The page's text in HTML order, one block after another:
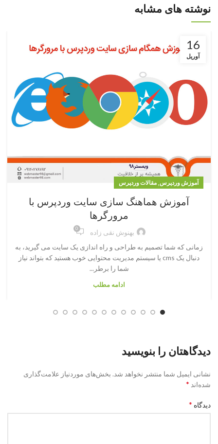
نوشته های مشابه
16
آوریل
آموزش وردپرس, مقالات وردپرس
آموزش هماهنگ سازی سایت وردپرس با
مرورگرها
بهنوش نقی زاده 0
زمانی که شما تصمیم به طراحی و راه اندازی یک سایت می گیرید، به
دنبال یک cms یا سیستم مدیریت محتوایی خوب هستید که بتواند نیاز
شما را برطر...
ادامه مطلب
دیدگاهتان را بنویسید
نشانی ایمیل شما منتشر نخواهد شد. بخش‌های موردنیاز علامت‌گذاری
شده‌اند *
دیدگاه *